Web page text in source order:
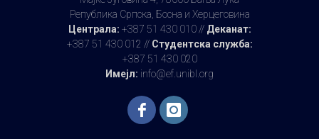
Република Српска, Босна и Херцеговина
Централа: +387 51 430 010 // Деканат:
+387 51 430 012 // Студентска служба:
+387 51 430 020
Имејл: info@ef.unibl.org